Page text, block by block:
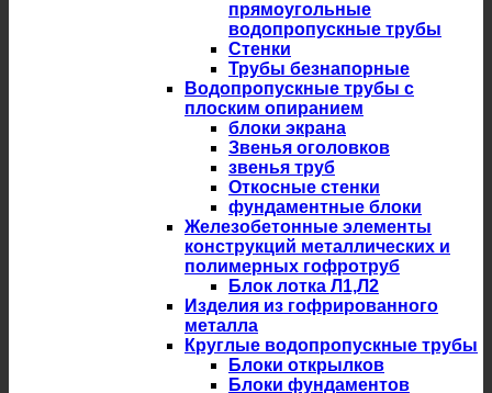
прямоугольные
водопропускные трубы
Стенки
Трубы безнапорные
Водопропускные трубы с
плоским опиранием
блоки экрана
Звенья оголовков
звенья труб
Откосные стенки
фундаментные блоки
Железобетонные элементы
конструкций металлических и
полимерных гофротруб
Блок лотка Л1,Л2
Изделия из гофрированного
металла
Круглые водопропускные трубы
Блоки открылков
Блоки фундаментов